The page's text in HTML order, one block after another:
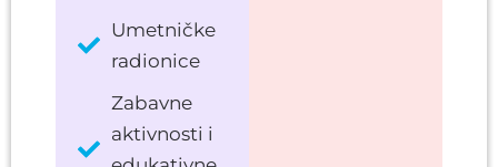
Umetničke
radionice
Zabavne
aktivnosti i